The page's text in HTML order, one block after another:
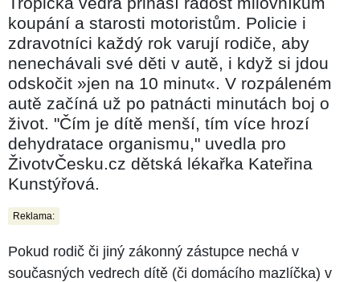
koupání a starosti motoristům. Policie i
zdravotníci každý rok varují rodiče, aby
nenechávali své děti v autě, i když si jdou
odskočit »​jen na 10 minut«. V rozpáleném
autě začíná už po patnácti minutách boj o
život. "Čím je dítě menší, tím více hrozí
dehydratace organismu," uvedla pro
ŽivotvČesku.cz dětská lékařka Kateřina
Kunstýřová.
Reklama:
Pokud rodič či jiný zákonný zástupce nechá v
současných vedrech dítě (či domácího mazlíčka) v